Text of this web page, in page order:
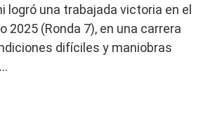
logró una trabajada victoria en el
2025 (Ronda 7), en una carrera
difíciles y maniobras